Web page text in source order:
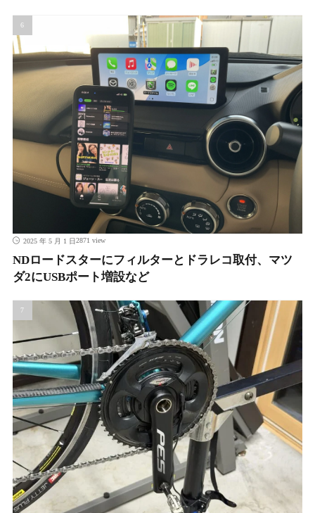
2025 年 5 月 1 日2871 view
NDロードスターにフィルターとドラレコ取付、マツ
ダ2にUSBポート増設など